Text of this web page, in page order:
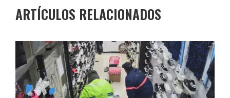
ARTÍCULOS RELACIONADOS